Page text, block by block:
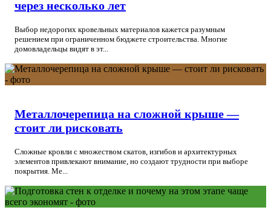
через несколько лет
Выбор недорогих кровельных материалов кажется разумным
решением при ограниченном бюджете строительства. Многие
домовладельцы видят в эт...
Металлочерепица на сложной крыше —
стоит ли рисковать
Сложные кровли с множеством скатов, изгибов и архитектурных
элементов привлекают внимание, но создают трудности при выборе
покрытия. Ме...